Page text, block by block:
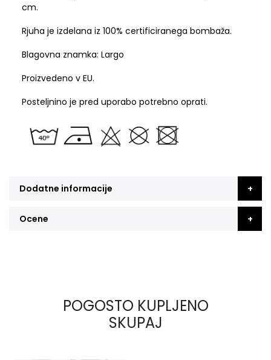
cm.
Rjuha je izdelana iz 100% certificiranega bombaža.
Blagovna znamka: Largo
Proizvedeno v EU.
Posteljnino je pred uporabo potrebno oprati.
Dodatne informacije
Ocene
POGOSTO KUPLJENO
SKUPAJ